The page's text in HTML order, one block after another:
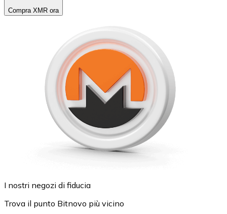
Compra XMR ora
I nostri negozi di fiducia
Trova il punto Bitnovo più vicino